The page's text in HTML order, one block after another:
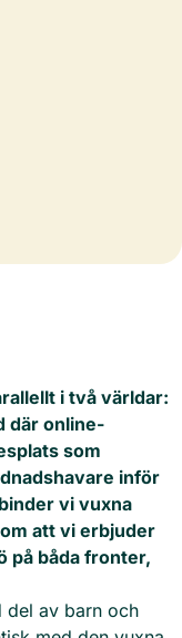
i två världar:
där online-
som
inför
vi vuxna
att vi erbjuder
på båda fronter,
del av barn och